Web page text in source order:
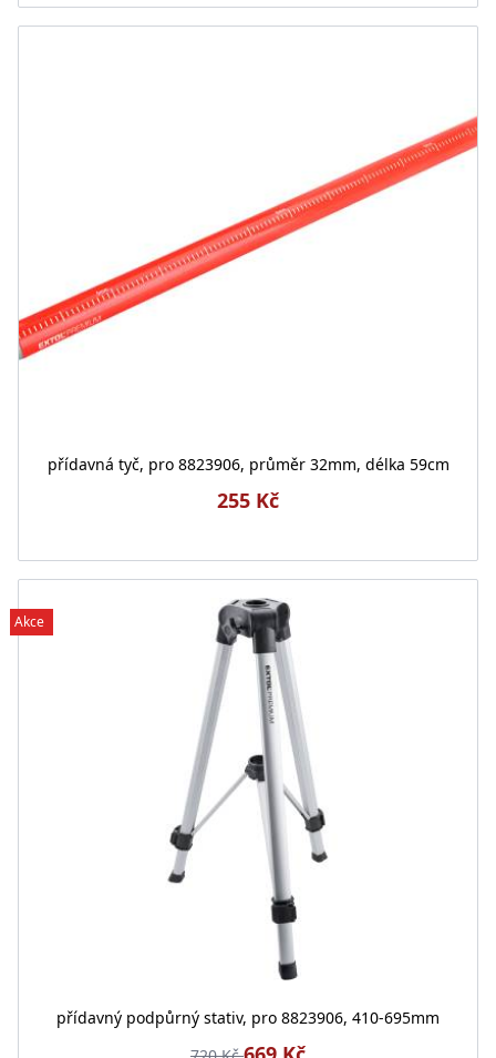
přídavná tyč, pro 8823906, průměr 32mm, délka 59cm
255 Kč
Akce
přídavný podpůrný stativ, pro 8823906, 410-695mm